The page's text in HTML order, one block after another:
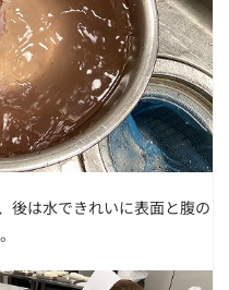
後は水できれいに表面と腹の